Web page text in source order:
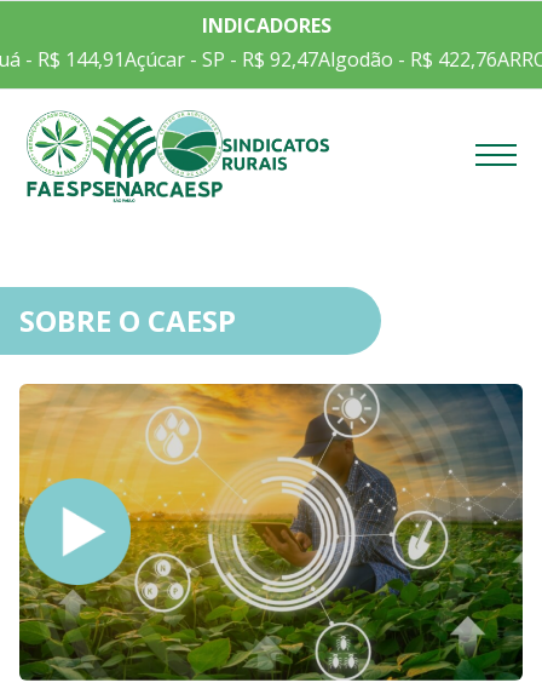
INDICADORES
R$ 144,91Açúcar - SP - R$ 92,47Algodão - R$ 422,76
SOBRE O CAESP